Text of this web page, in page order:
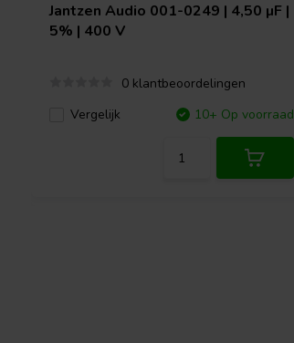
Jantzen Audio 001-0249 | 4,50 µF |
5% | 400 V
0 klantbeoordelingen
Vergelijk
10+ Op voorraad